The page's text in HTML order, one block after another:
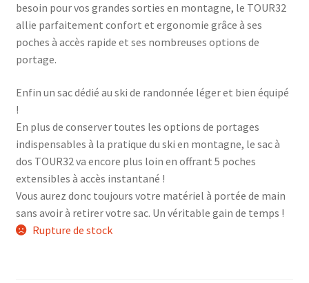
140,00 €.130,00 €.
besoin pour vos grandes sorties en montagne, le TOUR32
allie parfaitement confort et ergonomie grâce à ses
poches à accès rapide et ses nombreuses options de
portage.
Enfin un sac dédié au ski de randonnée léger et bien équipé
!
En plus de conserver toutes les options de portages
indispensables à la pratique du ski en montagne, le sac à
dos TOUR32 va encore plus loin en offrant 5 poches
extensibles à accès instantané !
Vous aurez donc toujours votre matériel à portée de main
sans avoir à retirer votre sac. Un véritable gain de temps !
Rupture de stock